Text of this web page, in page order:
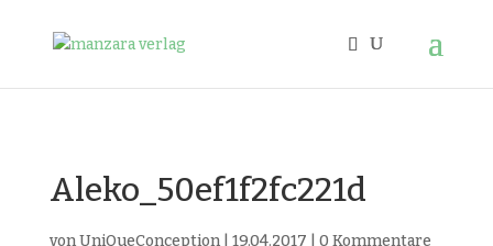
Aleko_50ef1f2fc221d
vonUniQueConception| 19.04.2017 0 Kommentare